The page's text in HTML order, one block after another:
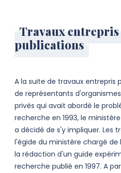
Travaux entrepris
publications
A la suite de travaux entrepris
de représentants
privés qui avait abordé le
recherche en 1993, le
a décidé de s'y impliquer. Les
l'égide du ministère chargé
la rédaction d'un guide
recherche publié en 1997. A